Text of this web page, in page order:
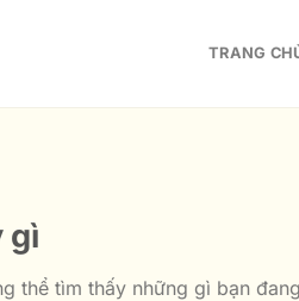
TRANG
gì
thể tìm thấy những gì bạn